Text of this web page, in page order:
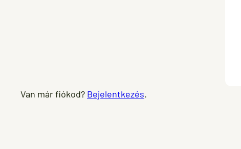
Van már fiókod? Bejelentkezés.